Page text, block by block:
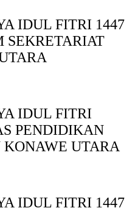
IDUL FITRI 1447
SEKRETARIAT
IDUL FITRI
PENDIDIKAN
UTARA
IDUL FITRI 1447